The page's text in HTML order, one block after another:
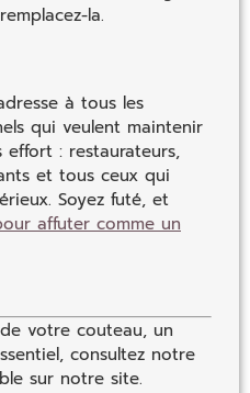
la.
à tous les
qui veulent maintenir
effort : restaurateurs,
et tous ceux qui
Soyez futé, et
affuter comme un
votre couteau, un
consultez notre
sur notre site.